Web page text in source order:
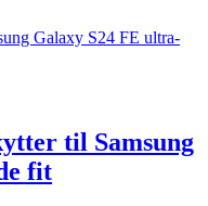
til Samsung
fit